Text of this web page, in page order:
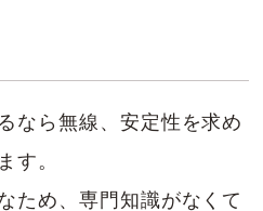
なら無線、安定性を求め
す。
ため、専門知識がなくて